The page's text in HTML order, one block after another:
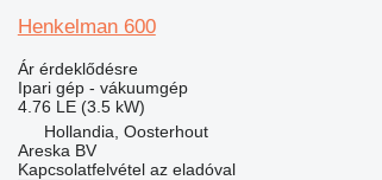
Henkelman 600
Ár érdeklődésre
Ipari gép - vákuumgép
4.76 LE (3.5 kW)
Hollandia, Oosterhout
Areska BV
Kapcsolatfelvétel az eladóval